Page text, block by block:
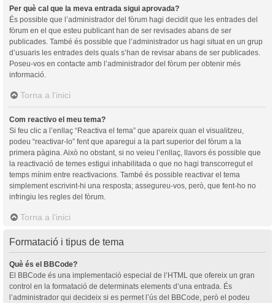
Per què cal que la meva entrada sigui aprovada?
És possible que l’administrador del fòrum hagi decidit que les entrades del
fòrum en el que esteu publicant han de ser revisades abans de ser
publicades. També és possible que l’administrador us hagi situat en un grup
d’usuaris les entrades dels quals s’han de revisar abans de ser publicades.
Poseu-vos en contacte amb l’administrador del fòrum per obtenir més
informació.
Torna a l’inici
Com reactivo el meu tema?
Si feu clic a l’enllaç “Reactiva el tema” que apareix quan el visualitzeu,
podeu “reactivar-lo” fent que aparegui a la part superior del fòrum a la
primera pàgina. Això no obstant, si no veieu l’enllaç, llavors és possible que
la reactivació de temes estigui inhabilitada o que no hagi transcorregut el
temps mínim entre reactivacions. També és possible reactivar el tema
simplement escrivint-hi una resposta; assegureu-vos, però, que fent-ho no
infringiu les regles del fòrum.
Torna a l’inici
Formatació i tipus de tema
Què és el BBCode?
El BBCode és una implementació especial de l’HTML que ofereix un gran
control en la formatació de determinats elements d’una entrada. És
l’administrador qui decideix si es permet l’ús del BBCode, però el podeu